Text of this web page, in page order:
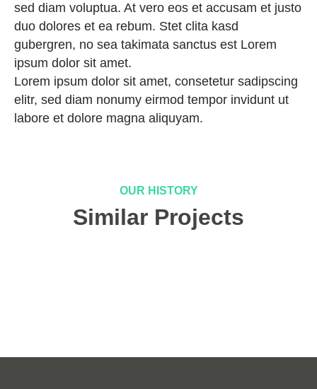
sed diam voluptua. At vero eos et accusam et justo
duo dolores et ea rebum. Stet clita kasd
gubergren, no sea takimata sanctus est Lorem
ipsum dolor sit amet.
Lorem ipsum dolor sit amet, consetetur sadipscing
elitr, sed diam nonumy eirmod tempor invidunt ut
labore et dolore magna aliquyam.
OUR HISTORY
Similar Projects